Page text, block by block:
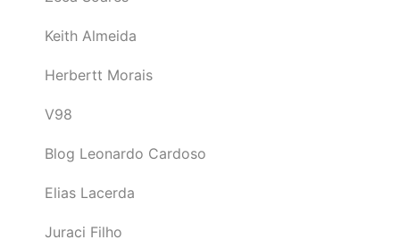
Keith Almeida
Herbertt Morais
V98
Blog Leonardo Cardoso
Elias Lacerda
Juraci Filho